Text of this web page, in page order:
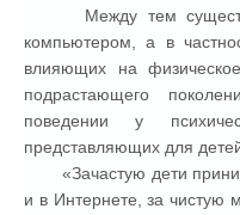
Между тем
компьютером, а в
влияющих на
подрастающего
поведении у
представляющих для детей
«Зачастую дети
и в Интернете, за чистую